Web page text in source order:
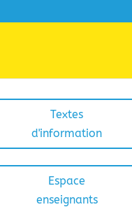
Textes
d'information
Espace
enseignants